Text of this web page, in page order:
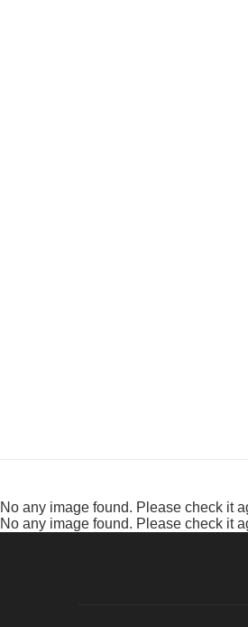
No any image found. Please check it
No any image found. Please check it